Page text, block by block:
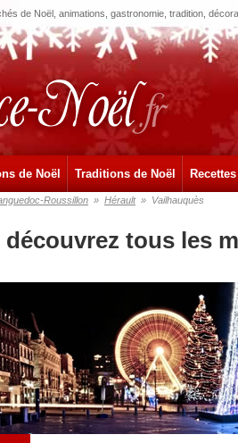
de Noël, animations, gastronomie, tradition,
de Noël Traditions de Noël
Roussillon » Hérault » Vailhauquès
tous les